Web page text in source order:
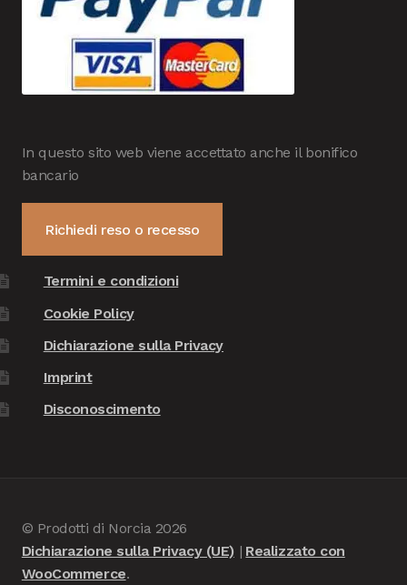
In questo sito web viene accettato anche il bonifico
bancario
Richiedi reso o recesso
Termini e condizioni
Cookie Policy
Dichiarazione sulla Privacy
Imprint
Disconoscimento
© Prodotti di Norcia 2026
Dichiarazione sulla Privacy (UE)
Realizzato con
WooCommerce.